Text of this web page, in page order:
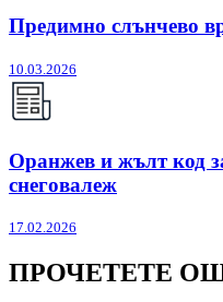
Предимно слънчево
10.03.2026
Оранжев и жълт код
снеговалеж
17.02.2026
ПРОЧЕТЕТЕ